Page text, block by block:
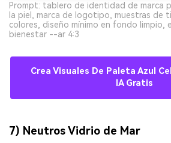
Prompt: tablero de identidad de marca
la piel, marca de logotipo, muestras de
colores, diseño mínimo en fondo limpio,
bienestar --ar 4:3
Crea Visuales De Paleta Azul
IA Gratis
7) Neutros Vidrio de Mar